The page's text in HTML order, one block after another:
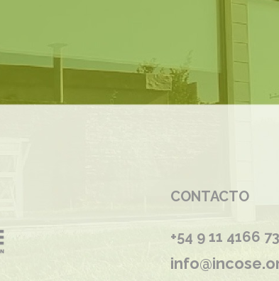
CONTACTO
+54 9 11 4166